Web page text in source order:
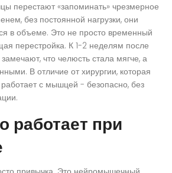
перестают «запоминать» чрезмерное
без постоянной нагрузки, они
в объеме. Это не просто временный
перестройка. К 1-2 неделям после
что челюсть стала мягче, а
В отличие от хирургии, которая
работает с мышцей - безопасно, без
работает при